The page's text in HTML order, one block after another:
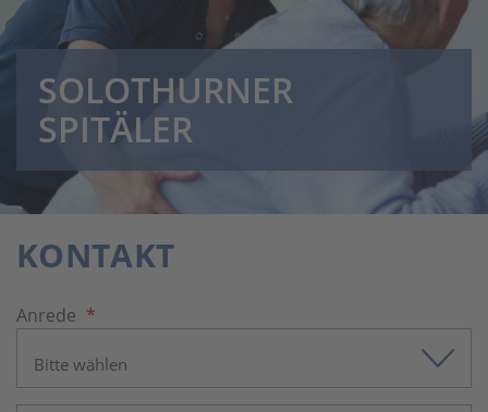
SOLOTHURNER
SPITÄLER
KONTAKT
Anrede *